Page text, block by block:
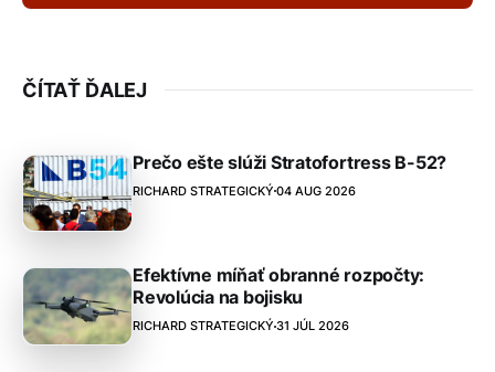
ČÍTAŤ ĎALEJ
Prečo ešte slúži Stratofortress B-52?
RICHARD STRATEGICKÝ 04 AUG 2026
Efektívne míňať obranné rozpočty:
Revolúcia na bojisku
RICHARD STRATEGICKÝ 31 JÚL 2026